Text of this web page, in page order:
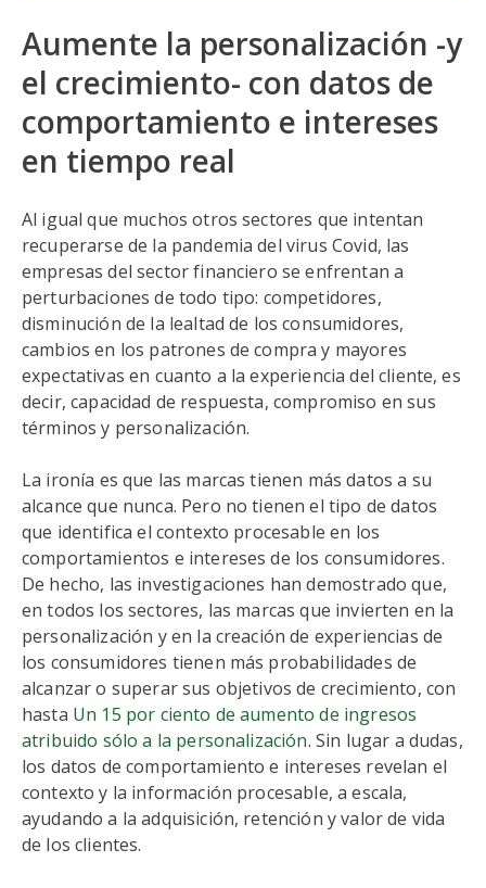
Aumente la personalización -y
el crecimiento- con datos de
comportamiento e intereses
en tiempo real
Al igual que muchos otros sectores que intentan
recuperarse de la pandemia del virus Covid, las
empresas del sector financiero se enfrentan a
perturbaciones de todo tipo: competidores,
disminución de la lealtad de los consumidores,
cambios en los patrones de compra y mayores
expectativas en cuanto a la experiencia del cliente, es
decir, capacidad de respuesta, compromiso en sus
términos y personalización.
La ironía es que las marcas tienen más datos a su
alcance que nunca. Pero no tienen el tipo de datos
que identifica el contexto procesable en los
comportamientos e intereses de los consumidores.
De hecho, las investigaciones han demostrado que,
en todos los sectores, las marcas que invierten en la
personalización y en la creación de experiencias de
los consumidores tienen más probabilidades de
alcanzar o superar sus objetivos de crecimiento, con
hasta Un 15 por ciento de aumento de ingresos
atribuido sólo a la personalización. Sin lugar a dudas,
los datos de comportamiento e intereses revelan el
contexto y la información procesable, a escala,
ayudando a la adquisición, retención y valor de vida
de los clientes.